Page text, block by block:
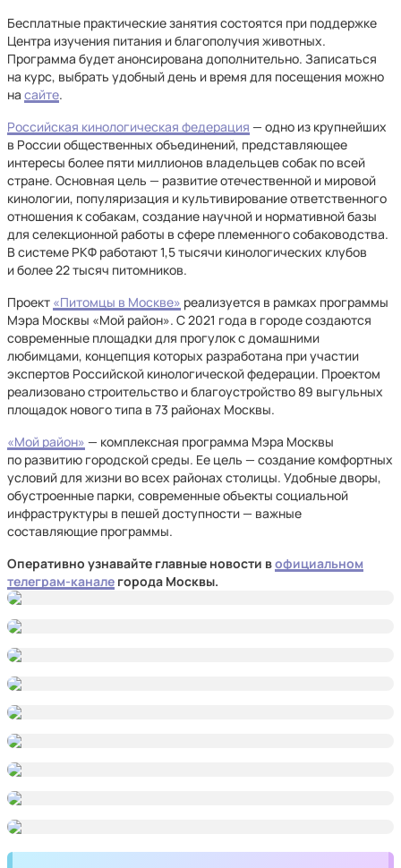
Бесплатные практические занятия состоятся при поддержке
Центра изучения питания и благополучия животных.
Программа будет анонсирована дополнительно. Записаться
на курс, выбрать удобный день и время для посещения можно
на сайте.
Российская кинологическая федерация — одно из крупнейших
в России общественных объединений, представляющее
интересы более пяти миллионов владельцев собак по всей
стране. Основная цель — развитие отечественной и мировой
кинологии, популяризация и культивирование ответственного
отношения к собакам, создание научной и нормативной базы
для селекционной работы в сфере племенного собаководства.
В системе РКФ работают 1,5 тысячи кинологических клубов
и более 22 тысяч питомников.
Проект «Питомцы в Москве» реализуется в рамках программы
Мэра Москвы «Мой район». С 2021 года в городе создаются
современные площадки для прогулок с домашними
любимцами, концепция которых разработана при участии
экспертов Российской кинологической федерации. Проектом
реализовано строительство и благоустройство 89 выгульных
площадок нового типа в 73 районах Москвы.
«Мой район» — комплексная программа Мэра Москвы
по развитию городской среды. Ее цель — создание комфортных
условий для жизни во всех районах столицы. Удобные дворы,
обустроенные парки, современные объекты социальной
инфраструктуры в пешей доступности — важные
составляющие программы.
Оперативно узнавайте главные новости вофициальном
телеграм-канале города Москвы.